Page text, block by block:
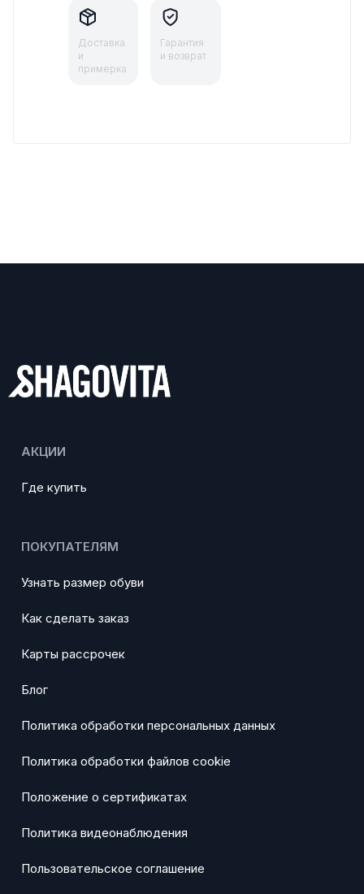
Доставка
и
примерка
Гарантия
и возврат
АКЦИИ
Где купить
ПОКУПАТЕЛЯМ
Узнать размер обуви
Как сделать заказ
Карты рассрочек
Блог
Политика обработки персональных данных
Политика обработки файлов cookie
Положение о сертификатах
Политика видеонаблюдения
Пользовательское соглашение